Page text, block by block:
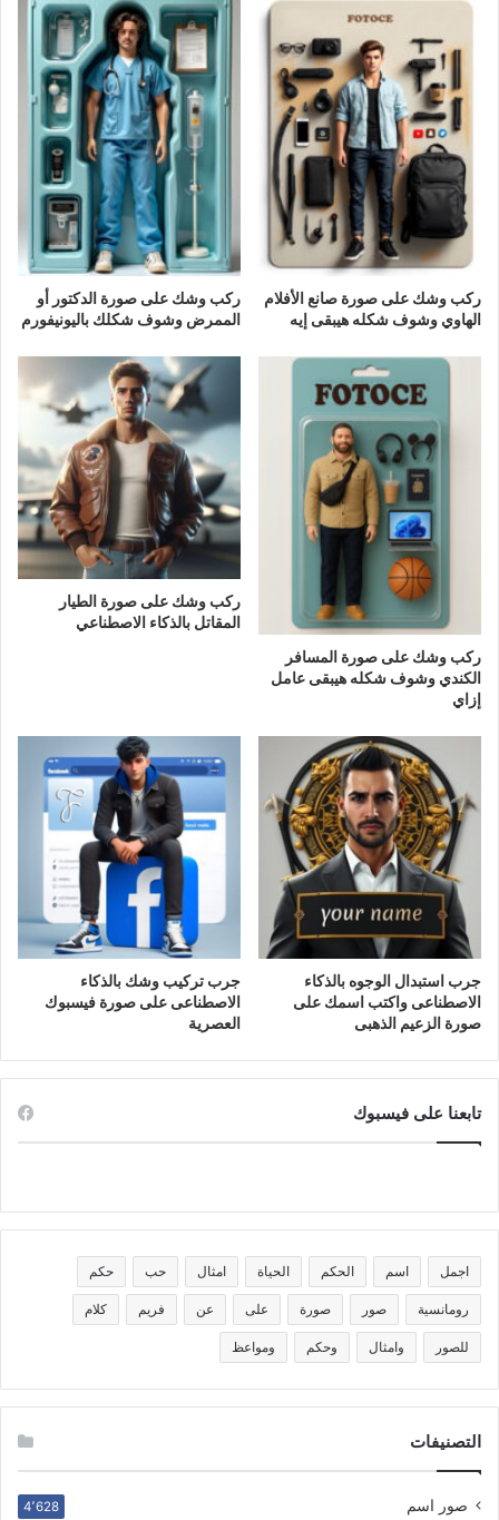
ركب وشك على صورة صانع الأفلام
الهاوي وشوف شكله هيبقى إيه
ركب وشك على صورة الدكتور أو
الممرض وشوف شكلك باليونيفورم
ركب وشك على صورة المسافر
الكندي وشوف شكله هيبقى عامل
إزاي
ركب وشك على صورة الطيار
المقاتل بالذكاء الاصطناعي
جرب استبدال الوجوه بالذكاء
الاصطناعى واكتب اسمك على
صورة الزعيم الذهبى
جرب تركيب وشك بالذكاء
الاصطناعى على صورة فيسبوك
العصرية
تابعنا على فيسبوك
اجمل اسم الحكم الحياة امثال حب حكم
رومانسية صور صورة على عن فريم كلام
للصور وامثال وحكم ومواعظ
التصنيفات
صور اسم 4٬628